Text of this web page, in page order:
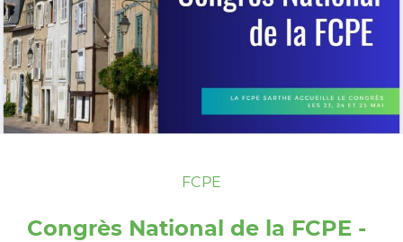
FCPE
Congrès National de la FCPE -